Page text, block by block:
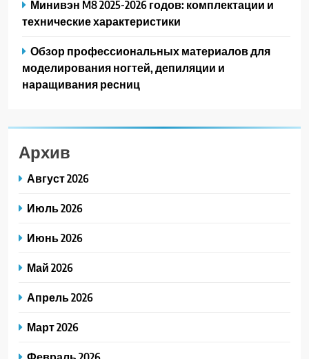
Минивэн M8 2025-2026 годов: комплектации и
технические характеристики
Обзор профессиональных материалов для
моделирования ногтей, депиляции и
наращивания ресниц
Архив
Август 2026
Июль 2026
Июнь 2026
Май 2026
Апрель 2026
Март 2026